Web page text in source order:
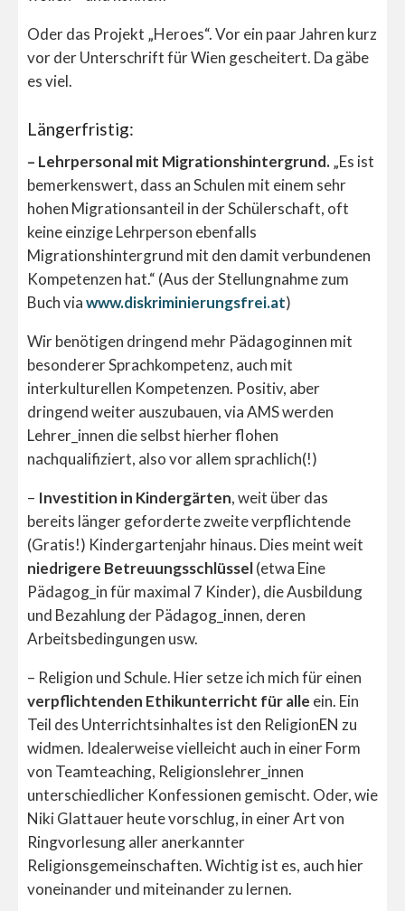
Oder das Projekt „Heroes“. Vor ein paar Jahren kurz
vor der Unterschrift für Wien gescheitert. Da gäbe
es viel.
Längerfristig:
– Lehrpersonal mit Migrationshintergrund.„Es ist
bemerkenswert, dass an Schulen mit einem sehr
hohen Migrationsanteil in der Schülerschaft, oft
keine einzige Lehrperson ebenfalls
Migrationshintergrund mit den damit verbundenen
Kompetenzen hat.“ (Aus der Stellungnahme zum
Buch viawww.diskriminierungsfrei.at)
Wir benötigen dringend mehr Pädagoginnen mit
besonderer Sprachkompetenz, auch mit
interkulturellen Kompetenzen. Positiv, aber
dringend weiter auszubauen, via AMS werden
Lehrer_innen die selbst hierher flohen
nachqualifiziert, also vor allem sprachlich(!)
– Investition in Kindergärten, weit über das
bereits länger geforderte zweite verpflichtende
(Gratis!) Kindergartenjahr hinaus. Dies meint weit
niedrigere Betreuungsschlüssel(etwa Eine
Pädagog_in für maximal 7 Kinder), die Ausbildung
und Bezahlung der Pädagog_innen, deren
Arbeitsbedingungen usw.
– Religion und Schule. Hier setze ich mich für einen
verpflichtenden Ethikunterricht für alle ein. Ein
Teil des Unterrichtsinhaltes ist den ReligionEN zu
widmen. Idealerweise vielleicht auch in einer Form
von Teamteaching, Religionslehrer_innen
unterschiedlicher Konfessionen gemischt. Oder, wie
Niki Glattauer heute vorschlug, in einer Art von
Ringvorlesung aller anerkannter
Religionsgemeinschaften. Wichtig ist es, auch hier
voneinander und miteinander zu lernen.